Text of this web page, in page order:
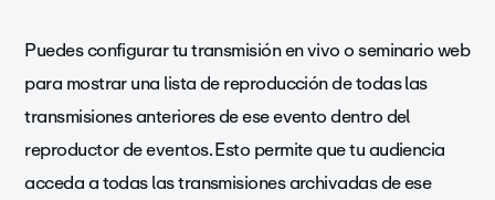
Puedes configurar tu transmisión en vivo o seminario web
para mostrar una lista de reproducción de todas las
transmisiones anteriores de ese evento dentro del
reproductor de eventos. Esto permite que tu audiencia
acceda a todas las transmisiones archivadas de ese